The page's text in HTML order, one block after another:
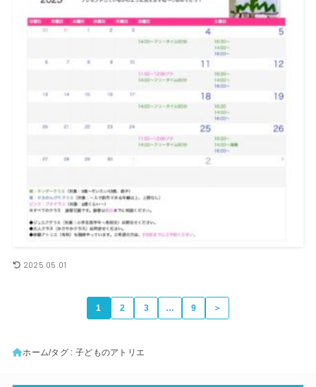
2025.05.01
1 2 3 … 9 ＞
ホーム タグ : 子どものアトリエ